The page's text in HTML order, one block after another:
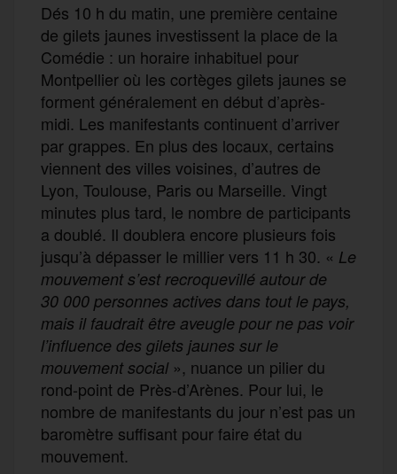
Dés 10 h du matin, une première centaine
de gilets jaunes investissent la place de la
Comédie : un horaire inhabituel pour
Montpellier où les cortèges gilets jaunes se
forment généralement en début d’après-
midi. Les manifestants continuent d’arriver
par grappes. En plus des locaux, certains
viennent des villes voisines, d’autres de
Lyon, Toulouse, Paris ou Marseille. Vingt
minutes plus tard, le nombre de participants
a doublé. Il doublera encore plusieurs fois
jusqu’à dépasser le millier vers 11 h 30. « Le
mouvement s’est recroquevillé autour de
30 000 personnes actives dans tout le pays,
mais il faudrait être aveugle pour ne pas voir
l’influence des gilets jaunes sur le
mouvement social », nuance un pilier du
rond-point de Près-d’Arènes. Pour lui, le
nombre de manifestants du jour n’est pas un
baromètre suffisant pour faire état du
mouvement.